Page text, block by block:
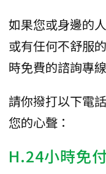
如果您或身邊的
或有任何不舒服
時免費的諮詢專
請你撥打以下電
您的心聲：
H.24小時免